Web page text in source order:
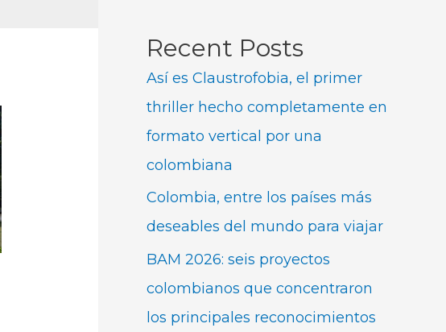
Recent Posts
Así es Claustrofobia, el primer
thriller hecho completamente en
formato vertical por una
colombiana
Colombia, entre los países más
deseables del mundo para viajar
BAM 2026: seis proyectos
colombianos que concentraron
los principales reconocimientos